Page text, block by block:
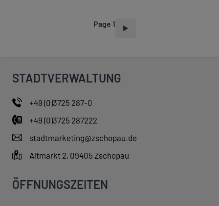
Page 1
STADTVERWALTUNG
+49 (0)3725 287-0
+49 (0)3725 287222
stadtmarketing@zschopau.de
Altmarkt 2, 09405 Zschopau
ÖFFNUNGSZEITEN